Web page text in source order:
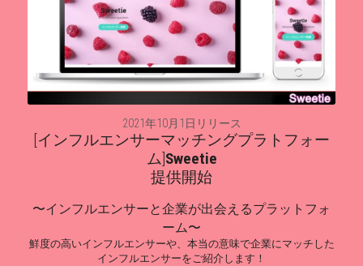
2021年10月1日リリース
[インフルエンサーマッチングプラトフォー
ム]Sweetie
提供開始
〜インフルエンサーと企業が出会えるプラットフォ
ーム〜
鮮度の高いインフルエンサーや、本当の意味で企業にマッチした
インフルエンサーをご紹介します！